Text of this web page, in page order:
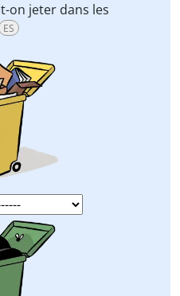
on jeter dans les
ES